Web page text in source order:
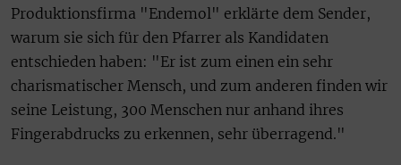
Produktionsfirma "Endemol" erklärte dem Sender,
warum sie sich für den Pfarrer als Kandidaten
entschieden haben: "Er ist zum einen ein sehr
charismatischer Mensch, und zum anderen finden wir
seine Leistung, 300 Menschen nur anhand ihres
Fingerabdrucks zu erkennen, sehr überragend."